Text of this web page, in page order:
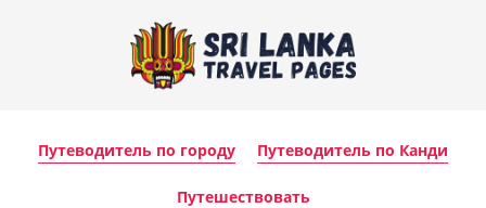
Путеводитель по городу Путеводитель по Канди
Путешествовать